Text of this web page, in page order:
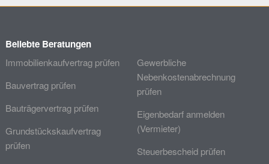
Beliebte Beratungen
Immobilienkaufvertrag prüfen
Bauvertrag prüfen
Bauträgervertrag prüfen
Grundstückskaufvertrag
prüfen
Gewerbliche
Nebenkostenabrechnung
prüfen
Eigenbedarf anmelden
(Vermieter)
Steuerbescheid prüfen